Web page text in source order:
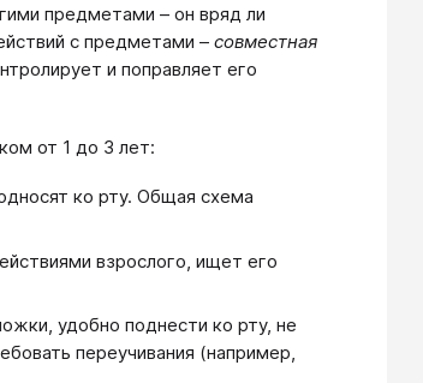
предметами – он вряд ли
с предметами – совместная
и поправляет его
от 1 до 3 лет:
ко рту. Общая схема
взрослого, ищет его
удобно поднести ко рту, не
переучивания (например,